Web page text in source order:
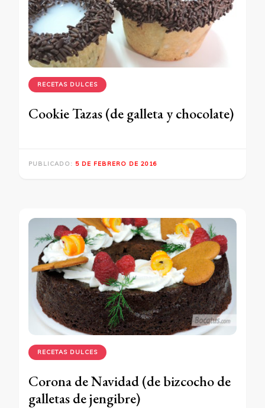
RECETAS DULCES
Cookie Tazas (de galleta y chocolate)
PUBLICADO: 5 DE FEBRERO DE 2016
RECETAS DULCES
Corona de Navidad (de bizcocho de
galletas de jengibre)